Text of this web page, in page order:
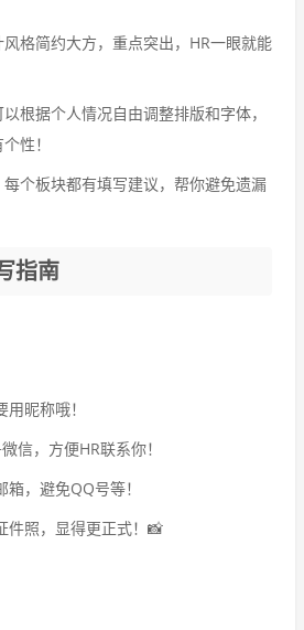
风格简约大方，重点突出，HR一眼就能
以根据个人情况自由调整排版和字体，
性！
每个板块都有填写建议，帮你避免遗漏
指南
昵称哦！
信，方便HR联系你！
箱，避免QQ号等！
件照，显得更正式！📸